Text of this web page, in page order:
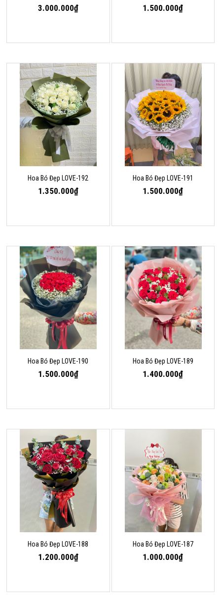
3.000.000₫ 1.500.000₫
Hoa Bó Đẹp LOVE-192
1.350.000₫
Hoa Bó Đẹp LOVE-191
1.500.000₫
Hoa Bó Đẹp LOVE-190
1.500.000₫
Hoa Bó Đẹp LOVE-189
1.400.000₫
Hoa Bó Đẹp LOVE-188
1.200.000₫
Hoa Bó Đẹp LOVE-187
1.000.000₫